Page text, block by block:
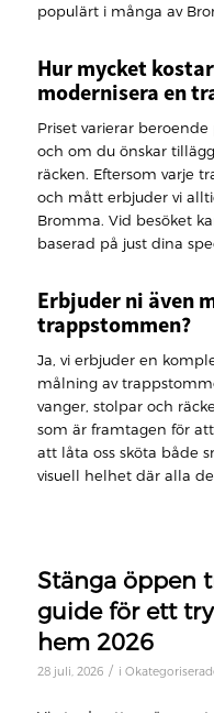
populärt i många av
Hur mycket
modernisera en
Priset varierar
och om du önskar
räcken. Eftersom varje
och mått erbjuder vi
Bromma. Vid besöket
baserad på just dina
Erbjuder ni även
trappstommen?
Ja, vi erbjuder en
målning av
vanger, stolpar och
som är framtagen för
att låta oss sköta både
visuell helhet där alla
Stänga öppen
guide för ett
hem 2026
28 juli, 2026 / i